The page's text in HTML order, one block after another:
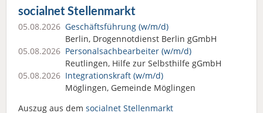
socialnet Stellenmarkt
05.08.2026 Geschäftsführung (w/m/d)
Berlin, Drogennotdienst Berlin gGmbH
05.08.2026 Personalsach­bearbeiter (w/m/d)
Reutlingen, Hilfe zur Selbsthilfe gGmbH
05.08.2026 Integrationskraft (w/m/d)
Möglingen, Gemeinde Möglingen
Auszug aus dem socialnet Stellenmarkt